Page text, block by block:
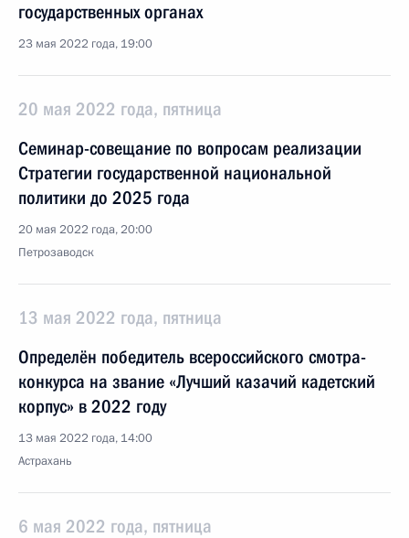
государственных органах
23 мая 2022 года, 19:00
20 мая 2022 года, пятница
Семинар-совещание по вопросам реализации
Стратегии государственной национальной
политики до 2025 года
20 мая 2022 года, 20:00
Петрозаводск
13 мая 2022 года, пятница
Определён победитель всероссийского смотра-
конкурса на звание «Лучший казачий кадетский
корпус» в 2022 году
13 мая 2022 года, 14:00
Астрахань
6 мая 2022 года, пятница